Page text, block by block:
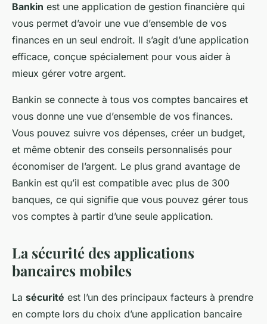
Bankin est une application de gestion financière qui
vous permet d’avoir une vue d’ensemble de vos
finances en un seul endroit. Il s’agit d’une application
efficace, conçue spécialement pour vous aider à
mieux gérer votre argent.
Bankin se connecte à tous vos comptes bancaires et
vous donne une vue d’ensemble de vos finances.
Vous pouvez suivre vos dépenses, créer un budget,
et même obtenir des conseils personnalisés pour
économiser de l’argent. Le plus grand avantage de
Bankin est qu’il est compatible avec plus de 300
banques, ce qui signifie que vous pouvez gérer tous
vos comptes à partir d’une seule application.
La sécurité des applications
bancaires mobiles
La sécurité est l’un des principaux facteurs à prendre
en compte lors du choix d’une application bancaire